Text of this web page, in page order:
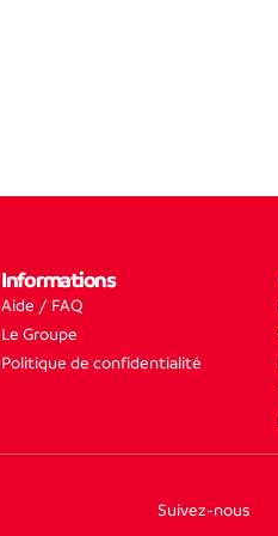
Informations
Aide / FAQ
Le Groupe
Politique de confidentialité
Suivez-nous